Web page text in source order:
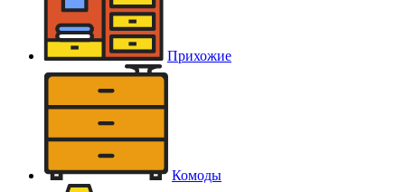
Прихожие
Комоды